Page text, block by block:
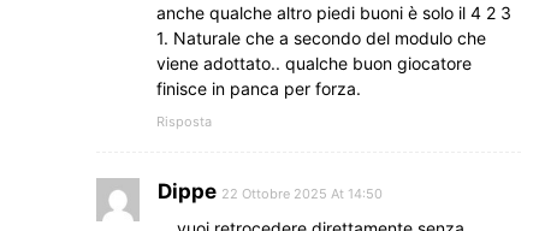
anche qualche altro piedi buoni è solo il 4 2 3
1. Naturale che a secondo del modulo che
viene adottato.. qualche buon giocatore
finisce in panca per forza.
Risposta
Dippe 22 Ottobre 2025 At 14:50